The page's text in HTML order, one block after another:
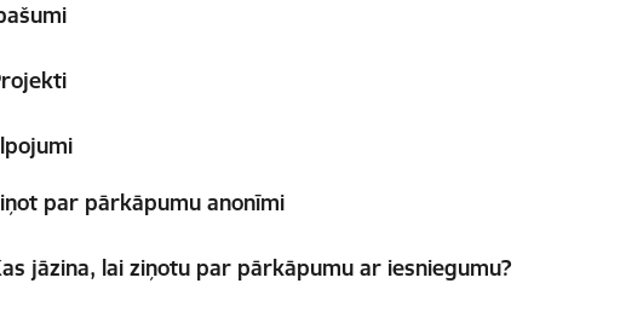
par pārkāpumu anonīmi
jāzina, lai ziņotu par pārkāpumu ar iesniegumu?